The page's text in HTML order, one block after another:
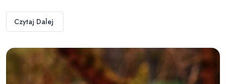
Czytaj Dalej